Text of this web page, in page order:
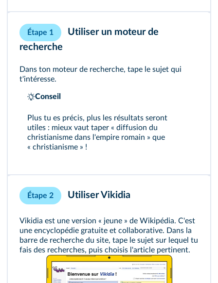
Étape 1
Utiliser un moteur de
recherche
Dans ton moteur de recherche, tape le sujet qui
t'intéresse.
Conseil
Plus tu es précis, plus les résultats seront
utiles : mieux vaut taper « diffusion du
christianisme dans l'empire romain » que
« christianisme » !
Étape 2 Utiliser Vikidia
Vikidia est une version « jeune » de Wikipédia. C'est
une encyclopédie gratuite et collaborative. Dans la
barre de recherche du site, tape le sujet sur lequel tu
fais des recherches, puis choisis l'article pertinent.